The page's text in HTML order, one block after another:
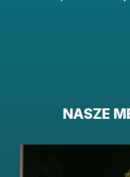
NASZE